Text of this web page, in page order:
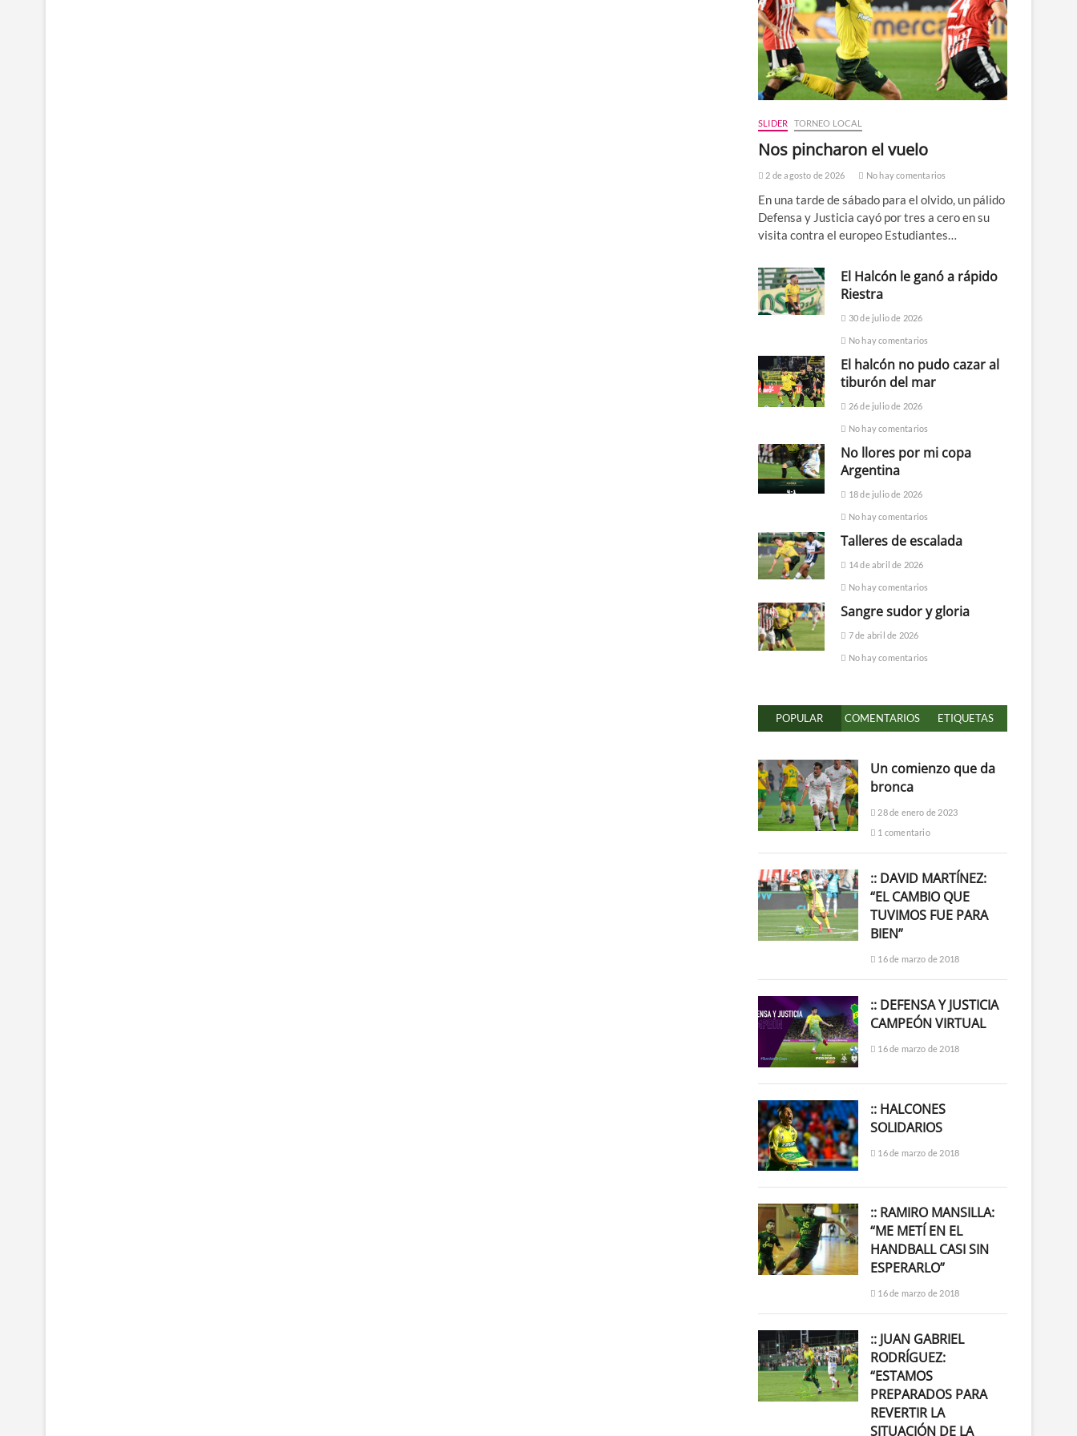
SLIDER TORNEO LOCAL
Nos pincharon el vuelo
2 de agosto de 2026 No hay comentarios
En una tarde de sábado para el olvido, un pálido
Defensa y Justicia cayó por tres a cero en su
visita contra el europeo Estudiantes…
El Halcón le ganó a rápido
Riestra
30 de julio de 2026
No hay comentarios
El halcón no pudo cazar al
tiburón del mar
26 de julio de 2026
No hay comentarios
No llores por mi copa
Argentina
18 de julio de 2026
No hay comentarios
Talleres de escalada
14 de abril de 2026
No hay comentarios
Sangre sudor y gloria
7 de abril de 2026
No hay comentarios
POPULAR COMENTARIOS ETIQUETAS
Un comienzo que da
bronca
28 de enero de 2023
1 comentario
:: DAVID MARTÍNEZ:
“EL CAMBIO QUE
TUVIMOS FUE PARA
BIEN”
16 de marzo de 2018
:: DEFENSA Y JUSTICIA
CAMPEÓN VIRTUAL
16 de marzo de 2018
:: HALCONES
SOLIDARIOS
16 de marzo de 2018
:: RAMIRO MANSILLA:
“ME METÍ EN EL
HANDBALL CASI SIN
ESPERARLO”
16 de marzo de 2018
:: JUAN GABRIEL
RODRÍGUEZ:
“ESTAMOS
PREPARADOS PARA
REVERTIR LA
SITUACIÓN DE LA